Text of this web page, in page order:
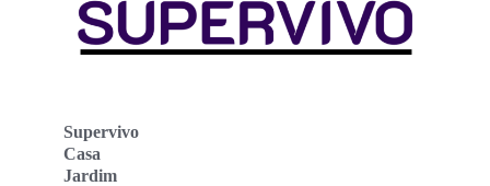
Supervivo
Casa
Jardim